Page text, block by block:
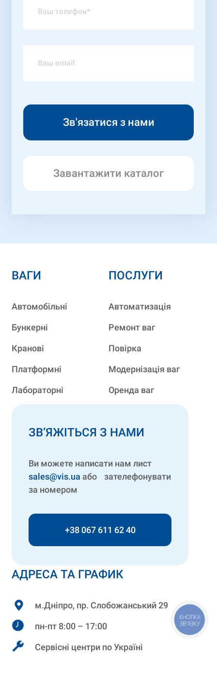
Завантажити каталог
АДРЕСА ТА ГРАФИК
м.Дніпро, пр. Слобожанський 29
пн-пт 8:00 – 17:00
Сервісні центри по Україні
ВАГИ
Автомобільні
Бункерні
Кранові
Платформні
Лабораторні
ПОСЛУГИ
Автоматизація
Ремонт ваг
Повірка
Модернізація ваг
Оренда ваг
ЗВ’ЯЖІТЬСЯ З НАМИ
Ви можете написати нам лист
sales@vis.ua або зателефонувати
за номером
+38 067 611 62 40
КНОПКА
ЗВ'ЯЗКУ